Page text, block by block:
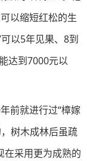
以缩短红松的生
以5年见果、8到
达到7000元以
前就进行过“樟嫁
树木成林后虽疏
在采用更为成熟的